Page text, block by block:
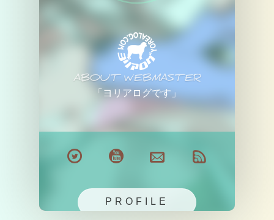
ABOUT WEBMASTER
「ヨリアログです」
PROFILE